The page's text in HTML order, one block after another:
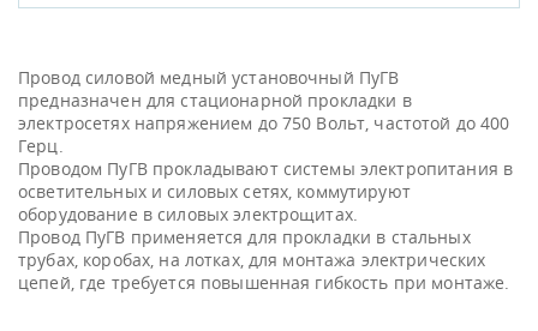
Провод силовой медный установочный ПуГВ
предназначен для стационарной прокладки в
электросетях напряжением до 750 Вольт, частотой до 400
Герц.
Проводом ПуГВ прокладывают системы электропитания в
осветительных и силовых сетях, коммутируют
оборудование в силовых электрощитах.
Провод ПуГВ применяется для прокладки в стальных
трубах, коробах, на лотках, для монтажа электрических
цепей, где требуется повышенная гибкость при монтаже.